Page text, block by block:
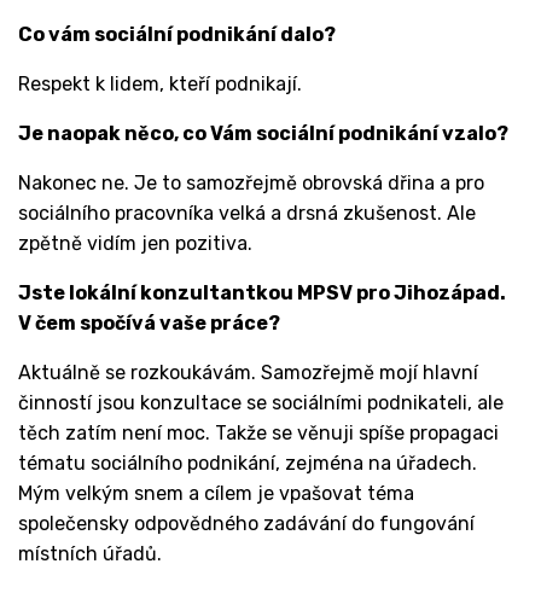
Co vám sociální podnikání dalo?
Respekt k lidem, kteří podnikají.
Je naopak něco, co Vám sociální podnikání vzalo?
Nakonec ne. Je to samozřejmě obrovská dřina a pro
sociálního pracovníka velká a drsná zkušenost. Ale
zpětně vidím jen pozitiva.
Jste lokální konzultantkou MPSV pro Jihozápad.
V čem spočívá vaše práce?
Aktuálně se rozkoukávám. Samozřejmě mojí hlavní
činností jsou konzultace se sociálními podnikateli, ale
těch zatím není moc. Takže se věnuji spíše propagaci
tématu sociálního podnikání, zejména na úřadech.
Mým velkým snem a cílem je vpašovat téma
společensky odpovědného zadávání do fungování
místních úřadů.